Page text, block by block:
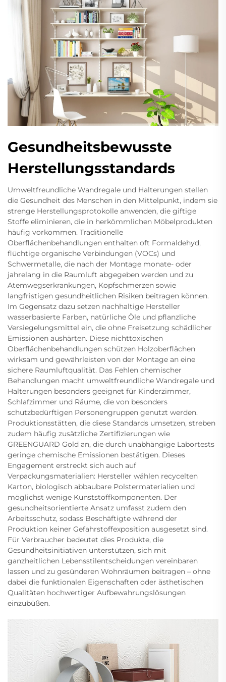
Gesundheitsbewusste
Herstellungsstandards
Umweltfreundliche Wandregale und Halterungen stellen
die Gesundheit des Menschen in den Mittelpunkt, indem sie
strenge Herstellungsprotokolle anwenden, die giftige
Stoffe eliminieren, die in herkömmlichen Möbelprodukten
häufig vorkommen. Traditionelle
Oberflächenbehandlungen enthalten oft Formaldehyd,
flüchtige organische Verbindungen (VOCs) und
Schwermetalle, die nach der Montage monate- oder
jahrelang in die Raumluft abgegeben werden und zu
Atemwegserkrankungen, Kopfschmerzen sowie
langfristigen gesundheitlichen Risiken beitragen können.
Im Gegensatz dazu setzen nachhaltige Hersteller
wasserbasierte Farben, natürliche Öle und pflanzliche
Versiegelungsmittel ein, die ohne Freisetzung schädlicher
Emissionen aushärten. Diese nichttoxischen
Oberflächenbehandlungen schützen Holzoberflächen
wirksam und gewährleisten von der Montage an eine
sichere Raumluftqualität. Das Fehlen chemischer
Behandlungen macht umweltfreundliche Wandregale und
Halterungen besonders geeignet für Kinderzimmer,
Schlafzimmer und Räume, die von besonders
schutzbedürftigen Personengruppen genutzt werden.
Produktionsstätten, die diese Standards umsetzen, streben
zudem häufig zusätzliche Zertifizierungen wie
GREENGUARD Gold an, die durch unabhängige Labortests
geringe chemische Emissionen bestätigen. Dieses
Engagement erstreckt sich auch auf
Verpackungsmaterialien: Hersteller wählen recycelten
Karton, biologisch abbaubare Polstermaterialien und
möglichst wenige Kunststoffkomponenten. Der
gesundheitsorientierte Ansatz umfasst zudem den
Arbeitsschutz, sodass Beschäftigte während der
Produktion keiner Gefahrstoffexposition ausgesetzt sind.
Für Verbraucher bedeutet dies Produkte, die
Gesundheitsinitiativen unterstützen, sich mit
ganzheitlichen Lebensstilentscheidungen vereinbaren
lassen und zu gesünderen Wohnräumen beitragen – ohne
dabei die funktionalen Eigenschaften oder ästhetischen
Qualitäten hochwertiger Aufbewahrungslösungen
einzubüßen.